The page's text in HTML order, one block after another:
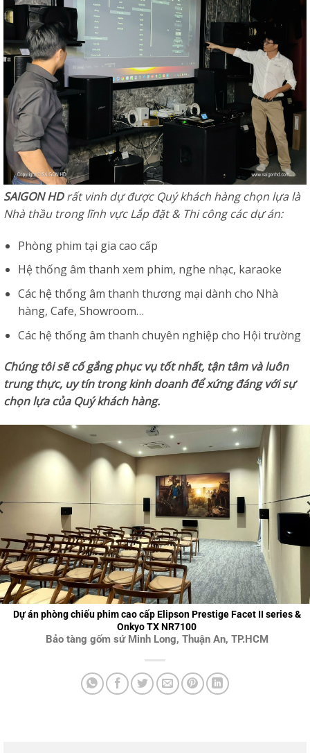
SAIGON HDrất vinh dự được Quý khách hàng chọn lựa là
Nhà thầu trong lĩnh vực Lắp đặt & Thi công các dự án:
Phòng phim tại gia cao cấp
Hệ thống âm thanh xem phim, nghe nhạc, karaoke
Các hệ thống âm thanh thương mại dành cho Nhà
hàng, Cafe, Showroom…
Các hệ thống âm thanh chuyên nghiệp cho Hội trường
Chúng tôi sẽ cố gắng phục vụ tốt nhất, tận tâm và luôn
trung thực, uy tín trong kinh doanh để xứng đáng với sự
chọn lựa của Quý khách hàng.
Dự án phòng chiếu phim cao cấp Elipson Prestige Facet II series &
Onkyo TX NR7100
Bảo tàng gốm sứ Minh Long, Thuận An, TP.HCM